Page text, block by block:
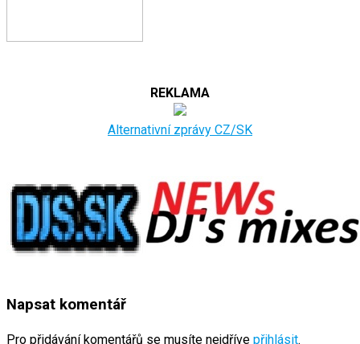
REKLAMA
Alternativní zprávy CZ/SK
Napsat komentář
Pro přidávání komentářů se musíte nejdříve přihlásit.